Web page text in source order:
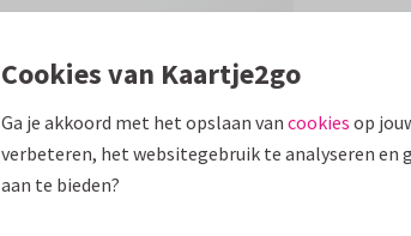
Cookies van Kaartje2go
Ga je akkoord met het opslaan van cookies op
verbeteren, het websitegebruik te analyseren en
aan te bieden?